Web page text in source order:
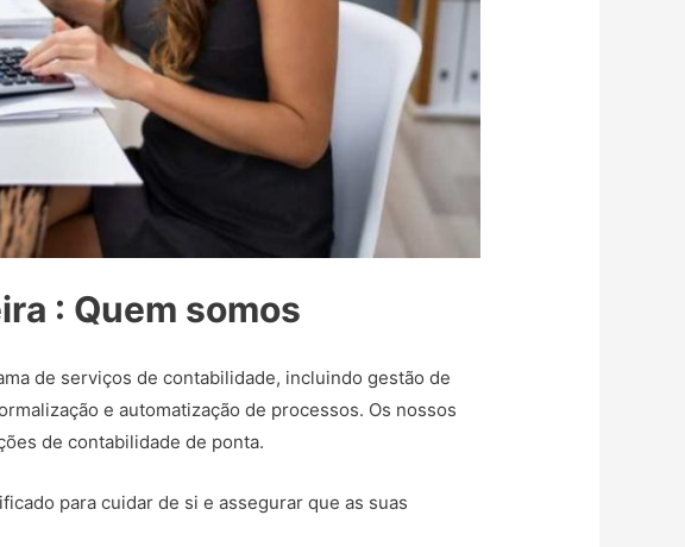
: Quem somos
de serviços de contabilidade, incluindo gestão de
e automatização de processos. Os nossos
de contabilidade de ponta.
para cuidar de si e assegurar que as suas